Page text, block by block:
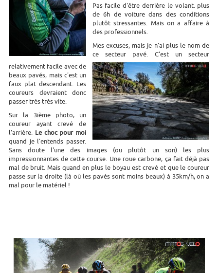
Pas facile d'être derrière le volant. plus
de 6h de voiture dans des conditions
plutôt stressantes. Mais on a affaire à
des professionnels.
Mes excuses, mais je n'ai plus le nom de
ce secteur pavé. C'est un secteur
relativement facile avec de
beaux pavés, mais c'est un
faux plat descendant. Les
coureurs devraient donc
passer très très vite.
Sur la 3ième photo, un
coureur ayant crevé de
l'arrière. Le choc pour moi
quand je l'entends passer.
Sans doute l'une des images (ou plutôt un son) les plus
impressionnantes de cette course. Une roue carbone, ça fait déjà pas
mal de bruit. Mais quand en plus le boyau est crevé et que le coureur
passe sur la droite (là où les pavés sont moins beaux) à 35km/h, on a
mal pour le matériel !